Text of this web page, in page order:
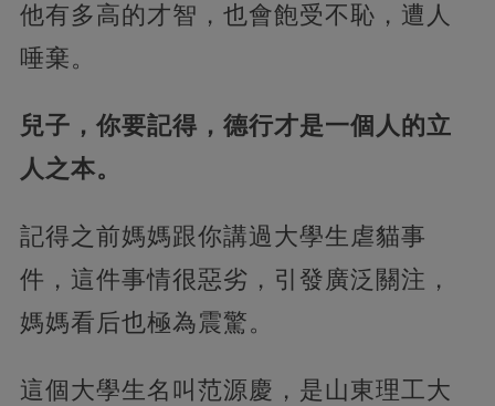
他有多高的才智，也會飽受不恥，遭人
唾棄。
兒子，你要記得，德行才是一個人的立
人之本。
記得之前媽媽跟你講過大學生虐貓事
件，這件事情很惡劣，引發廣泛關注，
媽媽看后也極為震驚。
這個大學生名叫范源慶，是山東理工大